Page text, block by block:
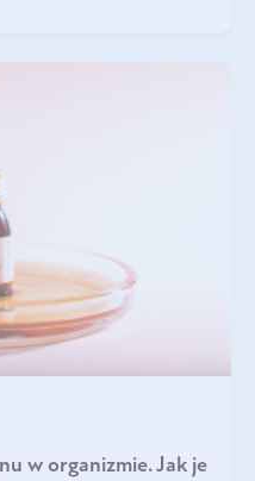
w organizmie. Jak je